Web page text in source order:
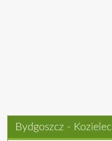
Bydgoszcz - Kozielec